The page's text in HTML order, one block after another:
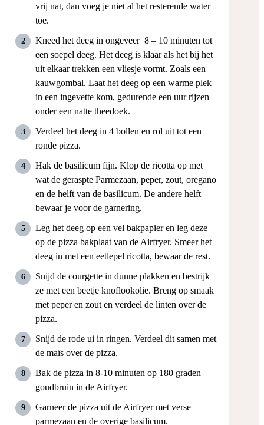
vrij nat, dan voeg je niet al het resterende water
toe.
Kneed het deeg in ongeveer 8 – 10 minuten tot
een soepel deeg. Het deeg is klaar als het bij het
uit elkaar trekken een vliesje vormt. Zoals een
kauwgombal. Laat het deeg op een warme plek
in een ingevette kom, gedurende een uur rijzen
onder een natte theedoek.
Verdeel het deeg in 4 bollen en rol uit tot een
ronde pizza.
Hak de basilicum fijn. Klop de ricotta op met
wat de geraspte Parmezaan, peper, zout, oregano
en de helft van de basilicum. De andere helft
bewaar je voor de garnering.
Leg het deeg op een vel bakpapier en leg deze
op de pizza bakplaat van de Airfryer. Smeer het
deeg in met een eetlepel ricotta, bewaar de rest.
Snijd de courgette in dunne plakken en bestrijk
ze met een beetje knoflookolie. Breng op smaak
met peper en zout en verdeel de linten over de
pizza.
Snijd de rode ui in ringen. Verdeel dit samen met
de maïs over de pizza.
Bak de pizza in 8-10 minuten op 180 graden
goudbruin in de Airfryer.
Garneer de pizza uit de Airfryer met verse
parmezaan en de overige basilicum.